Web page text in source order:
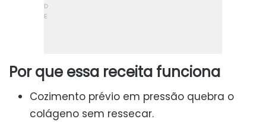
Por que essa receita funciona
Cozimento prévio em pressão quebra o
colágeno sem ressecar.